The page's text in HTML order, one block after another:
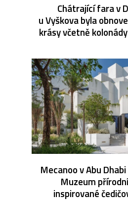
Chátrající fara v
u Vyškova byla
krásy včetně
Mecanoo v Abu
Muzeum
inspirované